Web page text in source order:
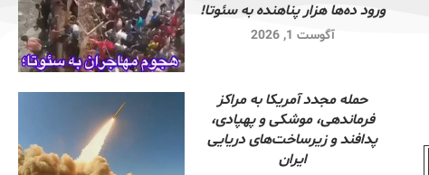
ورود ده‌ها هزار پناهنده به سئوتا!
آگوست 1, 2026
حمله مجدد آمریکا به مراکز
فرماندهی، موشکی و پهپادی،
پدافند و زیرساخت‌های دریایی
ایران